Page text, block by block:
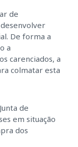
de
De forma a
a
carenciados, a
colmatar esta
de
em situação
dos